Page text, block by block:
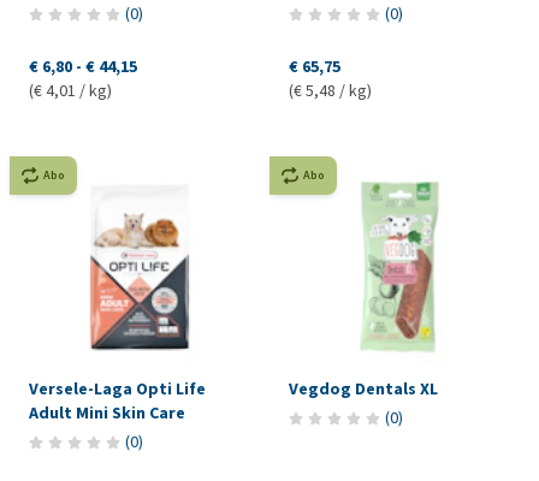
(0)
€ 6,80 - € 44,15
(€ 4,01 / kg)
(0)
€ 65,75
(€ 5,48 / kg)
Abo
Versele-Laga Opti Life
Adult Mini Skin Care
(0)
Abo
Vegdog Dentals XL
(0)